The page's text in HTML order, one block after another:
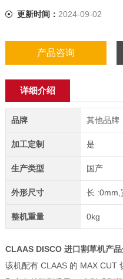
更新时间： 2024-09-02
产品咨询
详细介绍
品牌 其他品牌
加工定制 是
生产类型 国产
外形尺寸 长 :0mm,
整机重量 0kg
CLAAS DISCO 进口割草机产
该机配有 CLAAS 的 MAX CUT